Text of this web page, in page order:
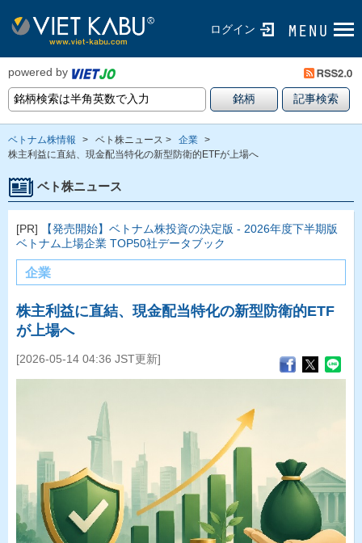
ログイン
powered by
ベトナム株情報 > ベト株ニュース > 企業 >
株主利益に直結、現金配当特化の新型防衛的ETFが上場へ
ベト株ニュース
[PR]
【発売開始】ベトナム株投資の決定版 - 2026年度下半期版
ベトナム上場企業 TOP50社データブック
企業
株主利益に直結、現金配当特化の新型防衛的ETF
が上場へ
[2026-05-14 04:36 JST更新]